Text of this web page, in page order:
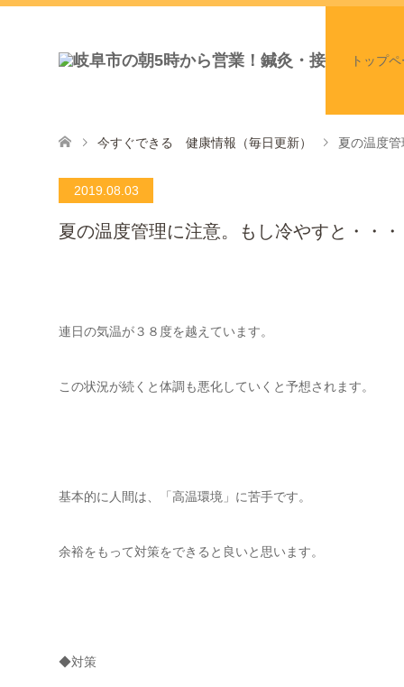
トップ
今すぐできる 健康情報（毎日更新） 夏の温度
2019.08.03
夏の温度管理に注意。もし冷やすと・・・
連日の気温が３８度を越えています。
この状況が続くと体調も悪化していくと予想されます。
基本的に人間は、「高温環境」に苦手です。
余裕をもって対策をできると良いと思います。
◆対策